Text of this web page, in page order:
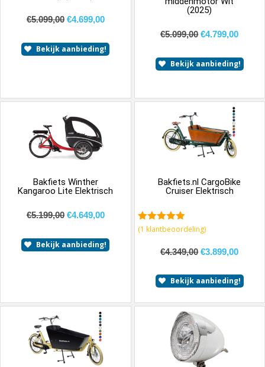
€5.099,00 €4.699,00
Bekijk aanbieding!
(2025)
€5.099,00 €4.799,00
Bekijk aanbieding!
Bakfiets Winther
Kangaroo Lite Elektrisch
€5.199,00 €4.649,00
Bekijk aanbieding!
Bakfiets.nl CargoBike
Cruiser Elektrisch
5.00van 5
(1 klantbeoordeling)
€4.349,00 €3.899,00
Bekijk aanbieding!